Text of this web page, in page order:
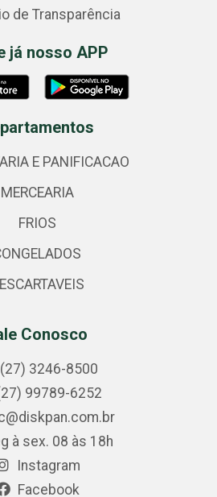
de Transparência
já nosso APP
E PANIFICACAO
MERCEARIA
FRIOS
Conosco
(27) 3246-8500
99789-6252
à sex. 08 às 18h
Instagram
Facebook